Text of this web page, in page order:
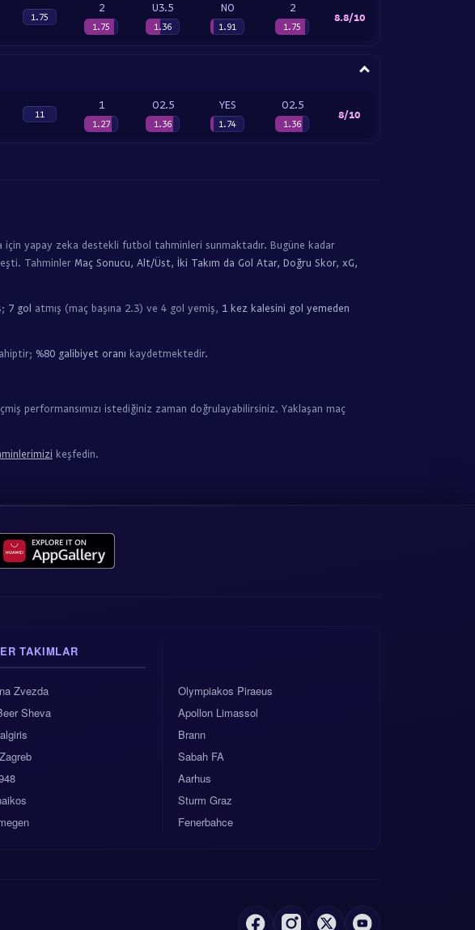
1.75
2
1.75
U3.5
1.36
NO
1.91
2
1.75
8.8/10
11
1
1.27
O2.5
1.36
YES
1.74
O2.5
1.36
8/10
için yapay zeka destekli futbol tahminleri sunmaktadır. Bugüne kadar
Tahminler Maç Sonucu, Alt/Üst, İki Takım da Gol Atar, Doğru Skor, xG,
7 gol atmış (maç başına 2.3) ve 4 gol yemiş, 1 kez kalesini gol yemeden
%80 galibiyet oranı kaydetmektedir.
performansımızı istediğiniz zaman doğrulayabilirsiniz. Yaklaşan maç
keşfedin.
TAKIMLAR
Zvezda
Sheva
Olympiakos Piraeus
Apollon Limassol
Brann
Sabah FA
Aarhus
Sturm Graz
Fenerbahce